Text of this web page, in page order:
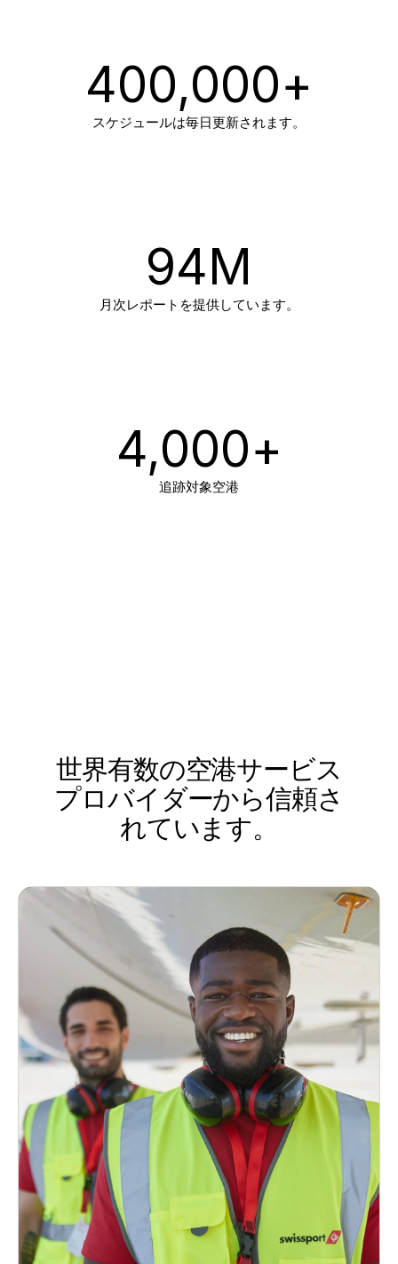
400,000+
スケジュールは毎日更新されます。
94M
月次レポートを提供しています。
4,000+
追跡対象空港
世界有数の空港サービス
プロバイダーから信頼さ
れています。